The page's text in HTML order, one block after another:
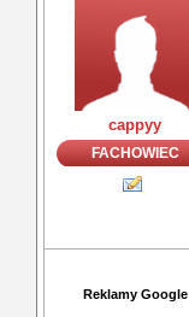
cappyy
FACHOWIEC
Reklamy Google